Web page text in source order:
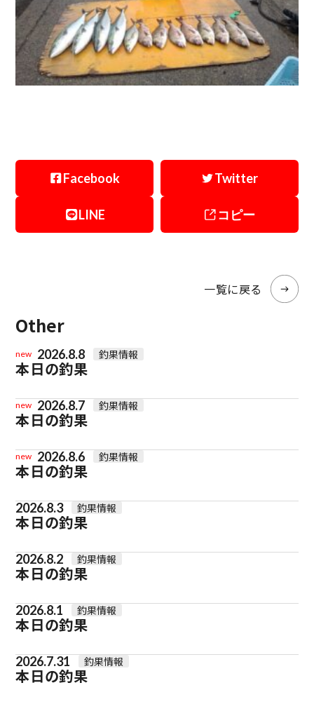
Facebook Twitter
LINE コピー
一覧に戻る
Other
new 2026.8.8 釣果情報
本日の釣果
new 2026.8.7 釣果情報
本日の釣果
new 2026.8.6 釣果情報
本日の釣果
2026.8.3 釣果情報
本日の釣果
2026.8.2 釣果情報
本日の釣果
2026.8.1 釣果情報
本日の釣果
2026.7.31 釣果情報
本日の釣果